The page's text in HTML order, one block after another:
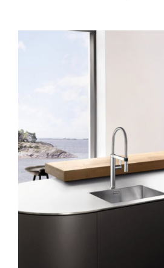
AYRINTILAR